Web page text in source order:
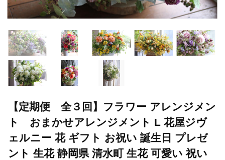
【定期便 全３回】フラワー アレンジメン
ト おまかせアレンジメント L 花屋ジヴ
ェルニー 花 ギフト お祝い 誕生日 プレゼ
ント 生花 静岡県 清水町 生花 可愛い 祝い